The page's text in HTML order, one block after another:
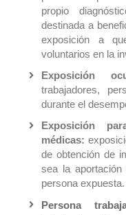
propio
destinada a
exposición a
voluntarios en la
Exposición
trabajadores,
durante el
Exposición
médicas:
de obtención de
sea la
persona expuesta.
Persona